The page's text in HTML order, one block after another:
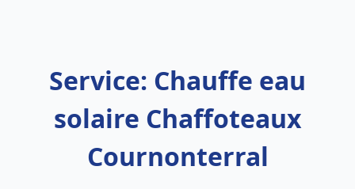
Service: Chauffe eau
solaire Chaffoteaux
Cournonterral